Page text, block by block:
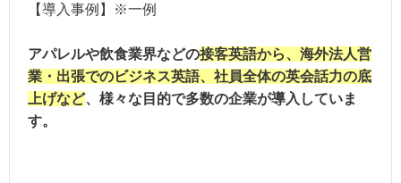
【導入事例】※一例
アパレルや飲食業界などの接客英語から、海外法人営
業・出張でのビジネス英語、社員全体の英会話力の底
上げなど、様々な目的で多数の企業が導入していま
す。